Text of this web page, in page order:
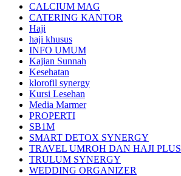
CALCIUM MAG
CATERING KANTOR
Haji
haji khusus
INFO UMUM
Kajian Sunnah
Kesehatan
klorofil synergy
Kursi Lesehan
Media Marmer
PROPERTI
SB1M
SMART DETOX SYNERGY
TRAVEL UMROH DAN HAJI PLUS
TRULUM SYNERGY
WEDDING ORGANIZER